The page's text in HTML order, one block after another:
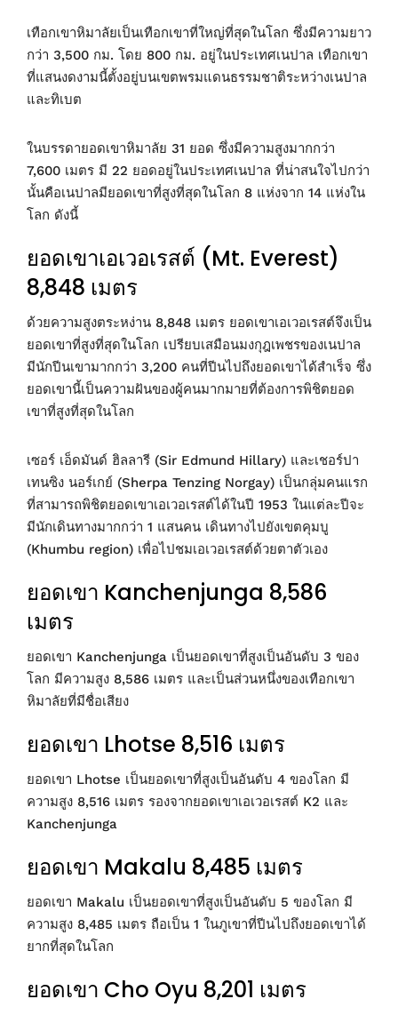
เทือกเขาหิมาลัยเป็นเทือกเขาที่ใหญ่ที่สุดในโลก ซึ่งมีความยาว
กว่า 3,500 กม. โดย 800 กม. อยู่ในประเทศเนปาล เทือกเขา
ที่แสนงดงามนี้ตั้งอยู่บนเขตพรมแดนธรรมชาติระหว่างเนปาล
และทิเบต
ในบรรดายอดเขาหิมาลัย 31 ยอด ซึ่งมีความสูงมากกว่า
7,600 เมตร มี 22 ยอดอยู่ในประเทศเนปาล ที่น่าสนใจไปกว่า
นั้นคือเนปาลมียอดเขาที่สูงที่สุดในโลก 8 แห่งจาก 14 แห่งใน
โลก ดังนี้
ยอดเขาเอเวอเรสต์ (Mt. Everest)
8,848 เมตร
ด้วยความสูงตระหง่าน 8,848 เมตร ยอดเขาเอเวอเรสต์จึงเป็น
ยอดเขาที่สูงที่สุดในโลก เปรียบเสมือนมงกุฎเพชรของเนปาล
มีนักปีนเขามากกว่า 3,200 คนที่ปีนไปถึงยอดเขาได้สำเร็จ ซึ่ง
ยอดเขานี้เป็นความฝันของผู้คนมากมายที่ต้องการพิชิตยอด
เขาที่สูงที่สุดในโลก
เซอร์ เอ็ดมันด์ ฮิลลารี (Sir Edmund Hillary) และเชอร์ปา
เทนซิง นอร์เกย์ (Sherpa Tenzing Norgay) เป็นกลุ่มคนแรก
ที่สามารถพิชิตยอดเขาเอเวอเรสต์ได้ในปี 1953 ในแต่ละปีจะ
มีนักเดินทางมากกว่า 1 แสนคน เดินทางไปยังเขตคุมบู
(Khumbu region) เพื่อไปชมเอเวอเรสต์ด้วยตาตัวเอง
ยอดเขา Kanchenjunga 8,586
เมตร
ยอดเขา Kanchenjunga เป็นยอดเขาที่สูงเป็นอันดับ 3 ของ
โลก มีความสูง 8,586 เมตร และเป็นส่วนหนึ่งของเทือกเขา
หิมาลัยที่มีชื่อเสียง
ยอดเขา Lhotse 8,516 เมตร
ยอดเขา Lhotse เป็นยอดเขาที่สูงเป็นอันดับ 4 ของโลก มี
ความสูง 8,516 เมตร รองจากยอดเขาเอเวอเรสต์ K2 และ
Kanchenjunga
ยอดเขา Makalu 8,485 เมตร
ยอดเขา Makalu เป็นยอดเขาที่สูงเป็นอันดับ 5 ของโลก มี
ความสูง 8,485 เมตร ถือเป็น 1 ในภูเขาที่ปีนไปถึงยอดเขาได้
ยากที่สุดในโลก
ยอดเขา Cho Oyu 8,201 เมตร